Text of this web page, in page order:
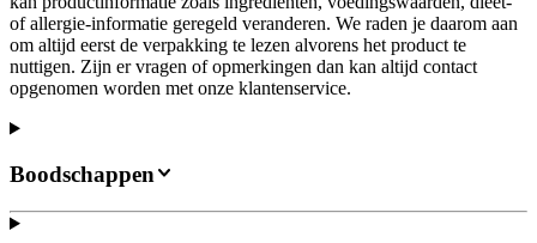
of allergie-informatie geregeld veranderen. We raden je daarom aan
om altijd eerst de verpakking te lezen alvorens het product te
nuttigen. Zijn er vragen of opmerkingen dan kan altijd contact
opgenomen worden met onze klantenservice.
Boodschappen